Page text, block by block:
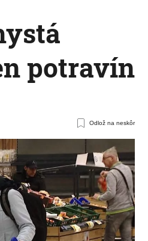
potravín
Odlož na neskôr